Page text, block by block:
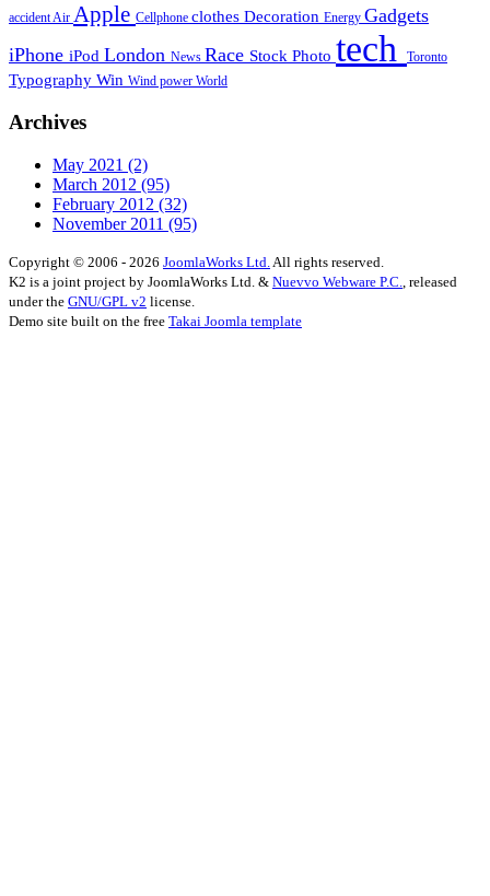
accidentAir Apple Cellphone clothes Decoration Energy Gadgets
iPhone iPod London News Race Stock Photo tech Toronto
Typography Win Wind power World
Archives
May 2021 (2)
March 2012 (95)
February 2012 (32)
November 2011 (95)
Copyright © 2006 - 2026 JoomlaWorks Ltd. All rights reserved.
K2 is a joint project by JoomlaWorks Ltd. & Nuevvo Webware P.C.
, released
under the GNU/GPL v2 license.
Demo site built on the free Takai Joomla template